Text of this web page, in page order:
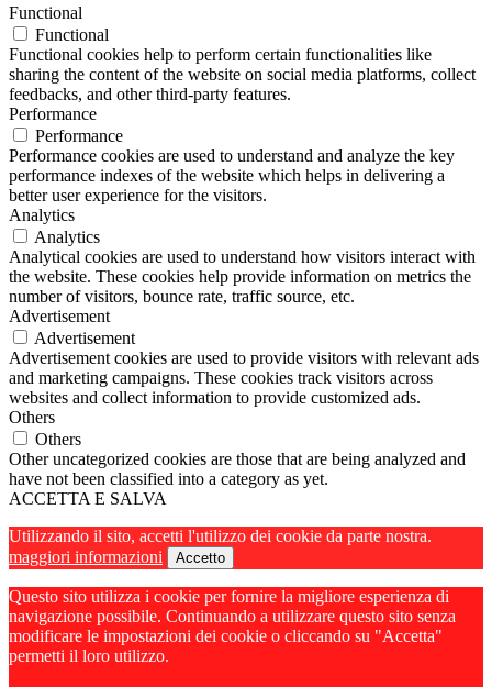
Functional
Functional
Functional cookies help to perform certain functionalities like
sharing the content of the website on social media platforms, collect
feedbacks, and other third-party features.
Performance
Performance
Performance cookies are used to understand and analyze the key
performance indexes of the website which helps in delivering a
better user experience for the visitors.
Analytics
Analytics
Analytical cookies are used to understand how visitors interact with
the website. These cookies help provide information on metrics the
number of visitors, bounce rate, traffic source, etc.
Advertisement
Advertisement
Advertisement cookies are used to provide visitors with relevant ads
and marketing campaigns. These cookies track visitors across
websites and collect information to provide customized ads.
Others
Others
Other uncategorized cookies are those that are being analyzed and
have not been classified into a category as yet.
ACCETTA E SALVA
Utilizzando il sito, accetti l'utilizzo dei cookie da parte nostra.
maggiori informazioni
Accetto
Questo sito utilizza i cookie per fornire la migliore esperienza di
navigazione possibile. Continuando a utilizzare questo sito senza
modificare le impostazioni dei cookie o cliccando su "Accetta"
permetti il loro utilizzo.